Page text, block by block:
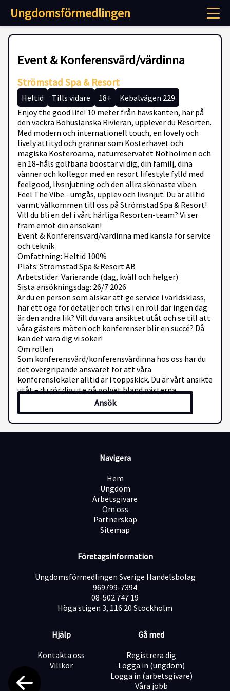
Ungdomsförmedlingen
Event & Konferensvärd/värdinna
Strömstad Spa & Resort
Heltid Tills vidare 18+
Kebalvägen 229
Enjoy the good life! 10 meter från havskanten, här på
den vackra Bohuslänska Rivieran, upplever du Resorten.
Med modern och internationell touch, en lovely och
lively attityd och grannar som Kosterhavet och
magiska Kosteröarna, naturreservatet Nötholmen och
en 18-håls golfbana boostar vi dig, din familj, dina
vänner och kollegor med en resort lifestyle fylld med
feelgood, livsnjutning och den allra skönaste viben.
Feel The Vibe - umgås, upplev och livsnjut. Du är alltid
varmt välkommen till oss på Strömstad Spa & Resort!
Vill du bli en del i vårt härliga Resorten-team? Vi ser
fram emot din ansökan!
Event & Konferensvärd/värdinna med känsla för service
och teknik
Omfattning: Heltid 100%
Plats: Strömstad Spa & Resort AB
Arbetstider: Varierande (dag, kväll och helger)
Sista ansökningsdag: 26/7 2026
Är du en person som älskar att ge service i världsklass,
har ett öga för detaljer och trivs i en roll där ingen dag
är den andra lik? Vill du vara ansiktet utåt och se till att
våra gästers möten och konferenser blir en succé? Då
kan det vara dig vi söker!
Om rollen
Som konferensvärd/konferensvärdinna hos oss har du
det övergripande ansvaret för att våra
konferenslokaler alltid är i toppskick. Du är vårt ansikte
utåt – du rör dig ute på golvet bland gästerna,
välkomnar dem när de kommer och finns snabbt till
hands under hela deras vistelse. Du hanterar också mejl
och telefonsamtal.
Dina huvudsakliga arbetsuppgifter:
välkomna på plats. Du är synlig och närvarande ute på
Administration: Vara behjälplig med att besvara frågor,
ta emot ändringar och hantera bokningsdetaljer via
gruppincheckningar och se till att rätt skyltning sitter
uppe vid konferenslokalerna så att gästerna enkelt
anpassa konferensrummen utifrån kundernas
samt återställa dem efter avslutat möte.
Detaljfokus och utrustning: Se till att block, pennor,
Ansök
Navigera
Hem
Ungdom
Arbetsgivare
Om oss
Partnerskap
Sitemap
Företagsinformation
Ungdomsförmedlingen Sverige Handelsbolag
969799-7394
08-502 747 19
Höga stigen 3, 116 20 Stockholm
Hjälp
Kontakta oss
Villkor
Gå med
Registrera dig
Logga in (ungdom)
Logga in (arbetsgivare)
Våra jobb